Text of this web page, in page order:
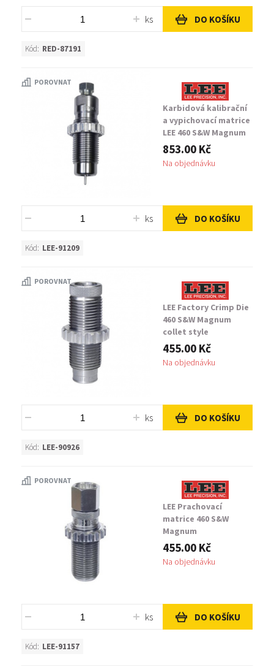
ks DO KOŠÍKU
Kód: RED-87191
POROVNAT
Karbidová kalibrační
a vypichovací matrice
LEE 460 S&W Magnum
853.00 Kč
Na objednávku
ks DO KOŠÍKU
Kód: LEE-91209
POROVNAT
LEE Factory Crimp Die
460 S&W Magnum
collet style
455.00 Kč
Na objednávku
ks DO KOŠÍKU
Kód: LEE-90926
POROVNAT
LEE Prachovací
matrice 460 S&W
Magnum
455.00 Kč
Na objednávku
ks DO KOŠÍKU
Kód: LEE-91157